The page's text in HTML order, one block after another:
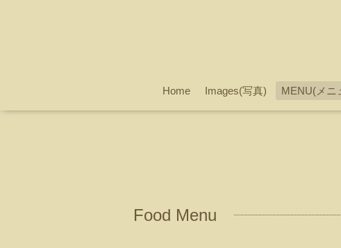
Home Images(写真) MENU(メニ
Food Menu